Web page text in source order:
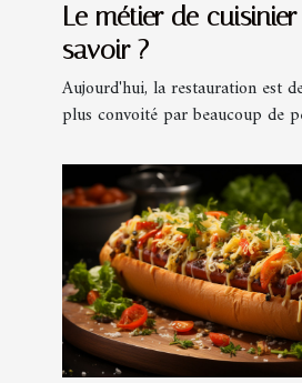
Le métier de
savoir ?
Aujourd'hui, la restauration est
plus convoité par beaucoup de